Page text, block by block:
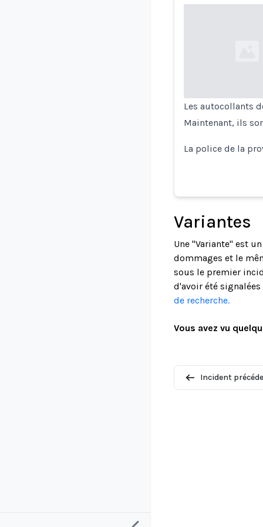
Les autocollants
Maintenant, ils
La police de la
Variantes
Une "Variante" est
dommages et le
sous le premier
d'avoir été
de recherche.
Vous avez vu
Incident